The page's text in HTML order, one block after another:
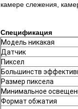
камере слежения,
Спецификация
Модель никакая
Датчик
Пиксел
Большинств
Размер пиксела
Минимальное
Формат обжатия